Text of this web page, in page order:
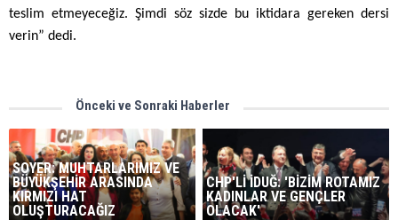
teslim etmeyeceğiz. Şimdi söz sizde bu iktidara gereken dersi
verin” dedi.
Önceki ve Sonraki Haberler
SOYER: MUHTARLARIMIZ VE
BÜYÜKŞEHİR ARASINDA
KIRMIZI HAT
OLUŞTURACAĞIZ
CHP'Lİ İDUĞ: 'BİZİM ROTAMIZ
KADINLAR VE GENÇLER
OLACAK'